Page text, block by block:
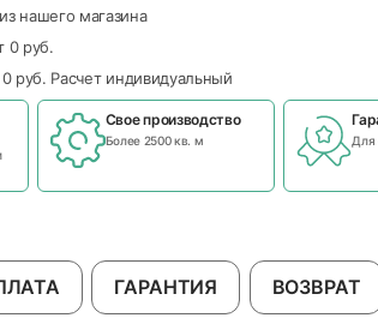
нашего магазина
0 руб.
0 руб. Расчет индивидуальный
Свое производство
Более 2500 кв. м Для
ГАРАНТИЯ ВОЗВРАТ